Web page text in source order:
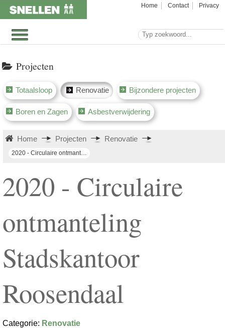
Home Contact Privacy
Projecten
Totaalsloop Renovatie Bijzondere projecten
Boren en Zagen Asbestverwijdering
Home Projecten Renovatie
2020 - Circulaire ontmanteling Stadskantoor Roosendaal
2020 - Circulaire
ontmanteling
Stadskantoor
Roosendaal
Categorie: Renovatie